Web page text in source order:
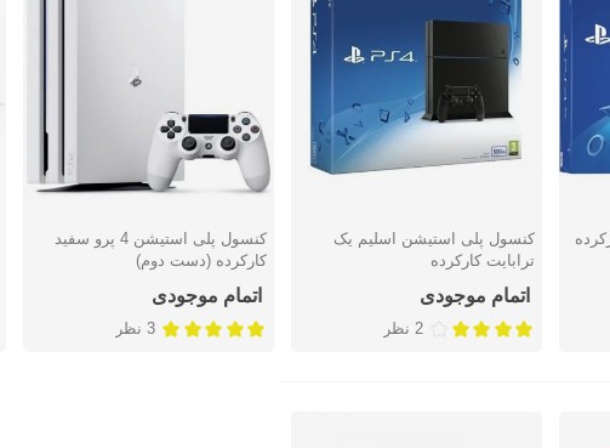
نمایش سریع
کنسول پلی استیشن اسلیم یک
ترابایت کارکرده
اتمام موجودی
2 نظر
نمایش سریع
کنسول پلی استیشن 4 پرو سفید
کارکرده (دست دوم)
اتمام موجودی
3 نظر